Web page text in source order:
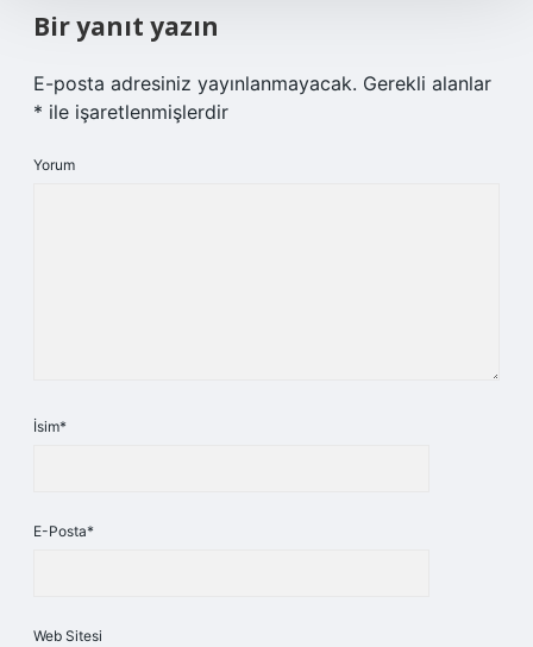
Bir yanıt yazın
E-posta adresiniz yayınlanmayacak. Gerekli alanlar
* ile işaretlenmişlerdir
Yorum
İsim*
E-Posta*
Web Sitesi